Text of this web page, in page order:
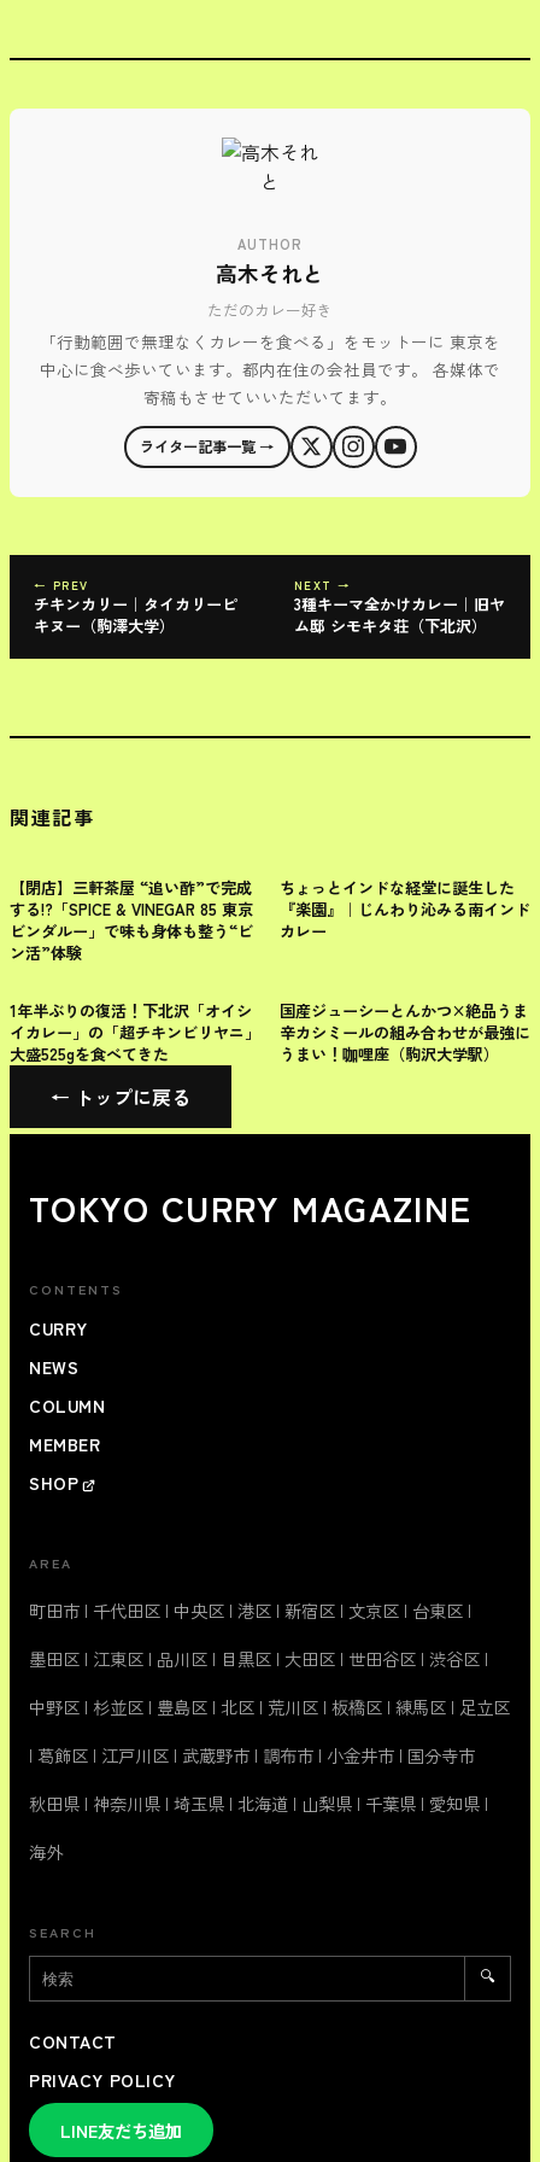
AUTHOR
高木それと
ただのカレー好き
「行動範囲で無理なくカレーを食べる」をモットーに 東京を
中心に食べ歩いています。都内在住の会社員です。 各媒体で
寄稿もさせていいただいてます。
ライター記事一覧 →
← PREV
チキンカリー｜タイカリーピ
キヌー（駒澤大学）
NEXT →
3種キーマ全かけカレー｜旧ヤ
ム邸 シモキタ荘（下北沢）
関連記事
世田谷区
【閉店】三軒茶屋 “追い酢”で完成
する!?「SPICE & VINEGAR 85 東京
ビンダルー」で味も身体も整う“ビ
ン活”体験
世田谷区
ちょっとインドな経堂に誕生した
『楽園』｜じんわり沁みる南インド
カレー
世田谷区
1年半ぶりの復活！下北沢「オイシ
イカレー」の「超チキンビリヤニ」
大盛525gを食べてきた
世田谷区
国産ジューシーとんかつ×絶品うま
辛カシミールの組み合わせが最強に
うまい！咖哩座（駒沢大学駅）
← トップに戻る
TOKYO CURRY MAGAZINE
CONTENTS
CURRY
NEWS
COLUMN
MEMBER
SHOP
AREA
町田市 | 千代田区 | 中央区 | 港区 | 新宿区 | 文京区 | 台東区 |
墨田区 | 江東区 | 品川区 | 目黒区 | 大田区 | 世田谷区 | 渋谷区 |
中野区 | 杉並区 | 豊島区 | 北区 | 荒川区 | 板橋区 | 練馬区 | 足立区
| 葛飾区 | 江戸川区 | 武蔵野市 | 調布市 | 小金井市 | 国分寺市
秋田県 | 神奈川県 | 埼玉県 | 北海道 | 山梨県 | 千葉県 | 愛知県 |
海外
SEARCH
🔍
CONTACT
PRIVACY POLICY
LINE友だち追加